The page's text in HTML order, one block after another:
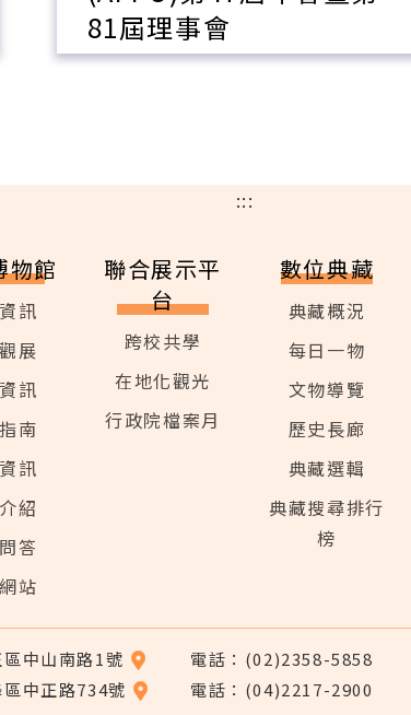
81屆理事會
:::
物館
訊
展
訊
南
訊
紹
答
站
聯合展示平
台
跨校共學
在地化觀光
行政院檔案月
數位典藏
典藏概況
每日一物
文物導覽
歷史長廊
典藏選輯
典藏搜尋排行
榜
中山南路1號
電話：(02)2358-5858
中正路734號
電話：(04)2217-2900